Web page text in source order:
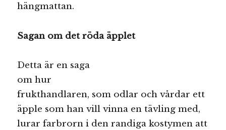
hängmattan.
Sagan om det röda äpplet
Detta är en saga
om hur
frukthandlaren, som odlar och vårdar ett
äpple som han vill vinna en tävling med,
lurar farbrorn i den randiga kostymen att